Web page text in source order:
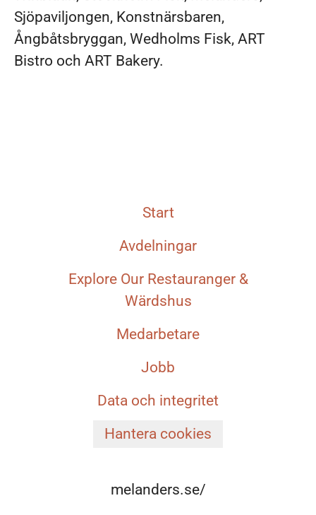
Sjöpaviljongen, Konstnärsbaren,
Ångbåtsbryggan, Wedholms Fisk, ART
Bistro och ART Bakery.
Start
Avdelningar
Explore Our Restauranger &
Wärdshus
Medarbetare
Jobb
Data och integritet
Hantera cookies
melanders.se/